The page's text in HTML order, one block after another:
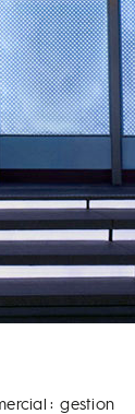
: gestion